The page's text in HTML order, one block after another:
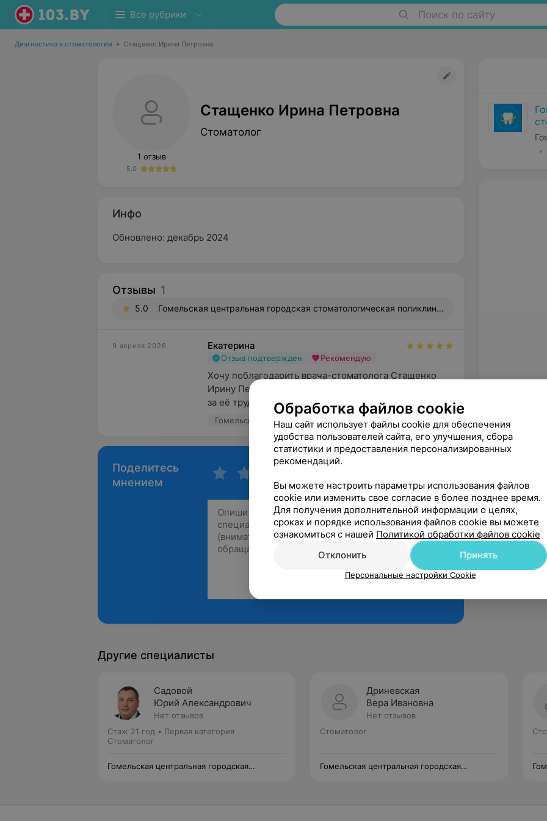
Все рубрики Поиск по сайту
Диагностика в стоматологии • Стащенко Ирина Петровна
1 отзыв
5.0
Стащенко Ирина Петровна
Стоматолог
Инфо
Обновлено: декабрь 2024
Отзывы 1
5.0 Гомельская центральная городская стоматологическая поликлиника, ул. Клермон-
9 апреля 2026 Екатерина
Отзыв подтвержден Рекомендую
Хочу поблагодарить врача-стоматолога Стащенко
Ирину Петровну и выразить огромную благодарность
за её труд и заботу.Сегод...
Гомельская центральная городская стоматологическая поликлиника, ул. Клермон-Ферран, 5
Поделитесь
мнением
Другие специалисты
Садовой
Юрий Александрович
Нет отзывов
Стаж 21 год • Первая категория
Стоматолог
Гомельская центральная городская
Дриневская
Вера Ивановна
Нет отзывов
Стоматолог
Гомельская центральная городская
Обработка файлов cookie
Наш сайт использует файлы cookie для обеспечения
удобства пользователей сайта, его улучшения, сбора
статистики и предоставления персонализированных
рекомендаций.
Вы можете настроить параметры использования файлов
cookie или изменить свое согласие в более позднее время.
Для получения дополнительной информации о целях,
сроках и порядке использования файлов cookie вы можете
ознакомиться с нашей Политикой обработки файлов cookie
Отклонить
Принять
Персональные настройки Cookie